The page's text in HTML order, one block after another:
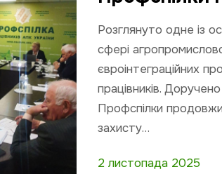
Розглянуто одне із
сфері
євроінтеграційних
працівників. Доручено
Профспілки
захисту…
2 листопада 2025